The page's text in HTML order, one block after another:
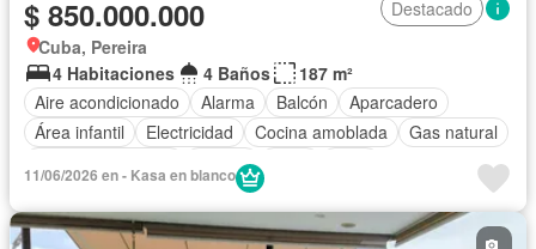
$ 850.000.000
Destacado
Cuba, Pereira
4 Habitaciones
4 Baños
187 m²
Aire acondicionado
Alarma Balcón
Aparcadero
Área infantil
Electricidad Cocina amoblada
Gas natural
Piscina
11/06/2026 en - Kasa en blanco